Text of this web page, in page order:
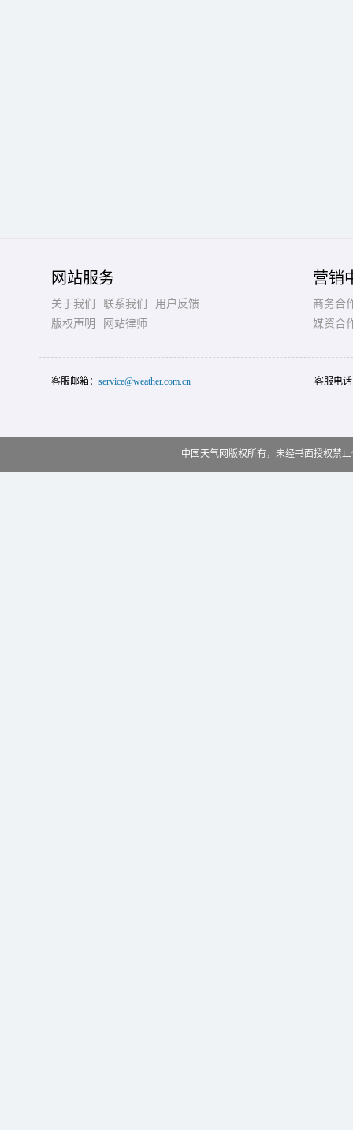
网站服务
关于我们 联系我们
用户反馈
版权声明
网站律师
营销
商务合
媒资合
客服邮箱： service@weather.com.cn 客服电
中国天气网版权所有，未经书面授权